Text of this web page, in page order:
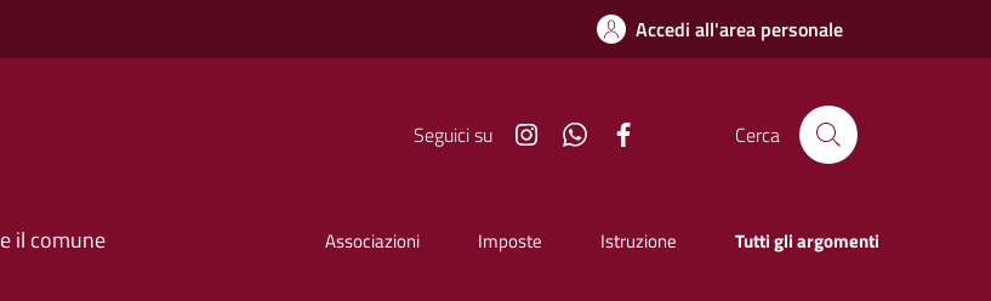
Accedi all'area personale
Seguici su InstagramWhatsapp Cerca
il comune Associazioni Imposte Istruzione Tutti gli argomenti